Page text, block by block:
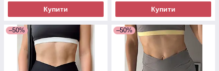
Купити Купити
–50% –50%